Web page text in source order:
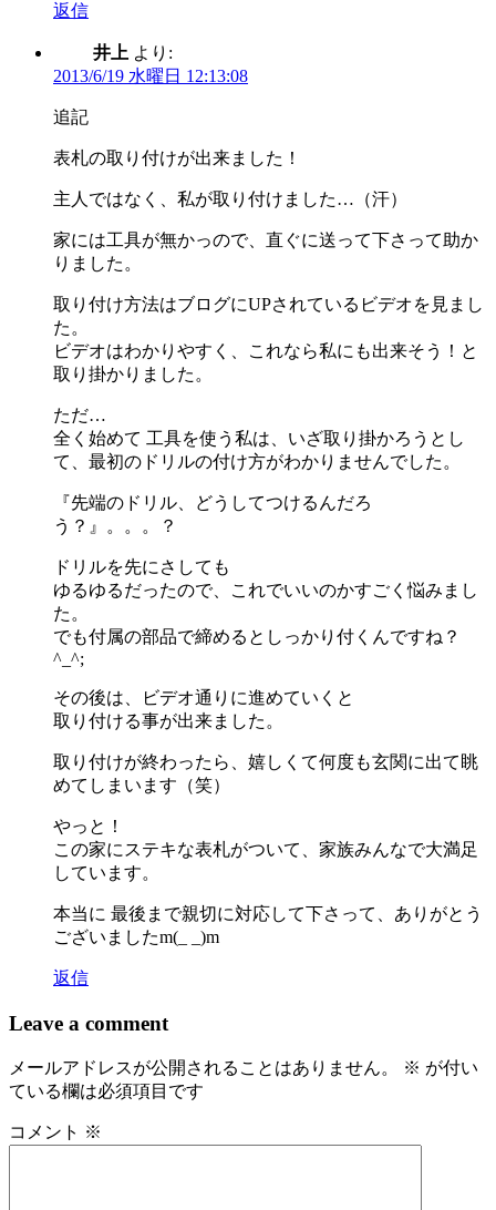
返信
井上 より:
2013/6/19 水曜日 12:13:08
追記
表札の取り付けが出来ました！
主人ではなく、私が取り付けました…（汗）
家には工具が無かっので、直ぐに送って下さって助か
りました。
取り付け方法はブログにUPされているビデオを見まし
た。
ビデオはわかりやすく、これなら私にも出来そう！と
取り掛かりました。
ただ…
全く始めて 工具を使う私は、いざ取り掛かろうとし
て、最初のドリルの付け方がわかりませんでした。
『先端のドリル、どうしてつけるんだろ
う？』。。。？
ドリルを先にさしても
ゆるゆるだったので、これでいいのかすごく悩みまし
た。
でも付属の部品で締めるとしっかり付くんですね？
^_^;
その後は、ビデオ通りに進めていくと
取り付ける事が出来ました。
取り付けが終わったら、嬉しくて何度も玄関に出て眺
めてしまいます（笑）
やっと！
この家にステキな表札がついて、家族みんなで大満足
しています。
本当に 最後まで親切に対応して下さって、ありがとう
ございましたm(_ _)m
返信
Leave a comment
メールアドレスが公開されることはありません。 ※ が付い
ている欄は必須項目です
コメント ※